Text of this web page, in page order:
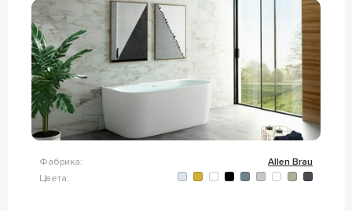
Фабрика:
Allen Brau
Цвета: